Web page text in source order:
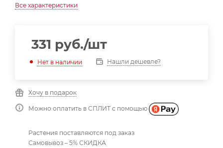
Все характеристики
331 руб./шт
Нет в наличии Нашли дешевле?
Хочу в подарок
Можно оплатить в СПЛИТ с помощью
Растения поставляются под заказ
Самовывоз – 5% СКИДКА